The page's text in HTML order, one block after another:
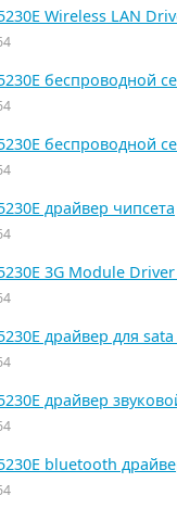
Wireless LAN
беспроводной
беспроводной
драйвер чипсета
3G Module Driver
драйвер для
драйвер
bluetooth